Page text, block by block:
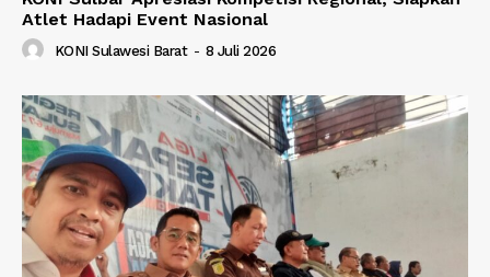
Atlet Hadapi Event Nasional
KONI Sulawesi Barat - 8 Juli 2026